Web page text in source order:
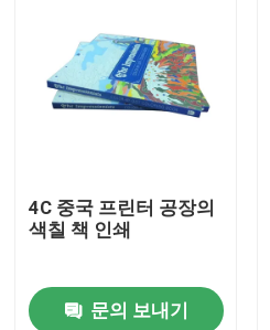
4C 중국 프린터 공장의
색칠 책 인쇄
문의 보내기